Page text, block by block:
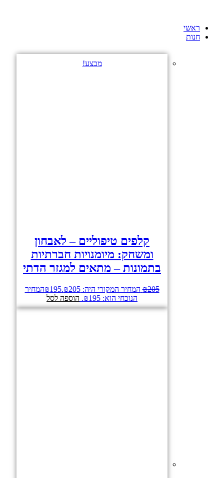
ראשי
חנות
מבצע!
קלפים טיפוליים – לאבחון
ומשחק: מיומנויות חברתיות
בתמונות – מתאים למגזר הדתי
₪205 המחיר המקורי היה: ₪205. ₪195
המחיר
הנוכחי הוא: ₪195.
הוספה לסל